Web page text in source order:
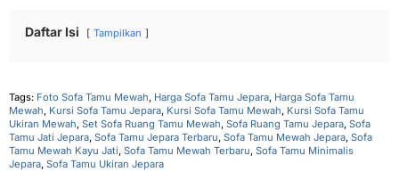
Daftar Isi Tampilkan
Tags: Foto Sofa Tamu Mewah, Harga Sofa Tamu Jepara, Harga Sofa Tamu
Mewah, Kursi Sofa Tamu Jepara, Kursi Sofa Tamu Mewah, Kursi Sofa Tamu
Ukiran Mewah, Set Sofa Ruang Tamu Mewah, Sofa Ruang Tamu Jepara, Sofa
Tamu Jati Jepara, Sofa Tamu Jepara Terbaru, Sofa Tamu Mewah Jepara, Sofa
Tamu Mewah Kayu Jati, Sofa Tamu Mewah Terbaru, Sofa Tamu Minimalis
Jepara, Sofa Tamu Ukiran Jepara